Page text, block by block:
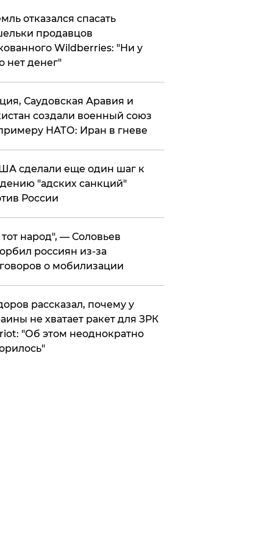
отказался спасать
продавцов
Wildberries: "Ни у
нет денег"
Саудовская Аравия и
создали военный союз
НАТО: Иран в гневе
сделали еще один шаг к
"адских санкций"
России
народ", — Соловьев
россиян из-за
о мобилизации
рассказал, почему у
не хватает ракет для ЗРК
"Об этом неоднократно